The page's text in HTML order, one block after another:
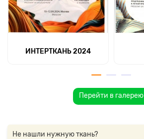
ИНТЕРТКАНЬ 2024
Перейти в галерею
Не нашли нужную ткань?